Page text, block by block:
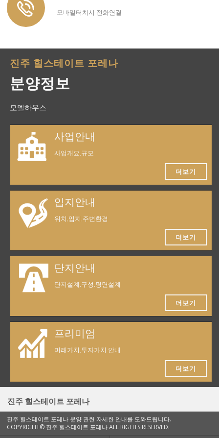
모바일터치시 전화연결
진주 힐스테이트 포레나
분양정보
모델하우스
사업안내
사업개요,규모
더보기
입지안내
위치,입지,주변환경
더보기
단지안내
단지설계,구성,평면설계
더보기
프리미엄
미래가치,투자가치 안내
더보기
진주 힐스테이트 포레나
진주 힐스테이트 포레나 분양 관련 자세한 안내를 도와드립니다.
COPYRIGHT© 진주 힐스테이트 포레나 ALL RIGHTS RESERVED.